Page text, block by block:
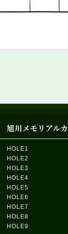
旭川メモリアル
HOLE1
HOLE2
HOLE3
HOLE4
HOLE5
HOLE6
HOLE7
HOLE8
HOLE9